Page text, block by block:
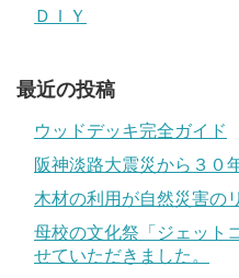
ＤＩＹ
最近の投稿
ウッドデッキ完全ガイド
阪神淡路大震災から３０
木材の利用が自然災害の
母校の文化祭「ジェット
せていただきました。